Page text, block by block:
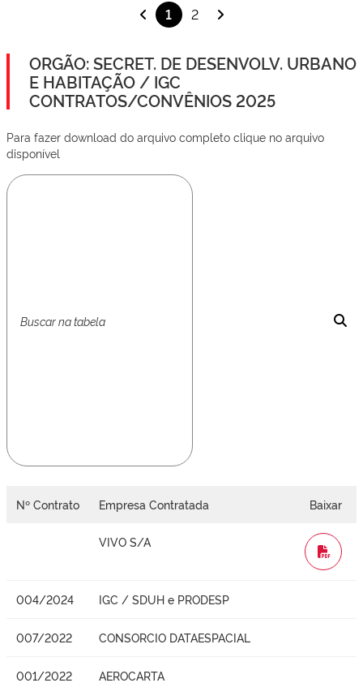
1 2
ORGÃO: SECRET. DE DESENVOLV. URBANO
E HABITAÇÃO / IGC
CONTRATOS/CONVÊNIOS 2025
Para fazer download do arquivo completo clique no arquivo
disponível
Nº Contrato Empresa Contratada Baixar
VIVO S/A
WORD
004/2024 IGC / SDUH e PRODESP
007/2022 CONSORCIO DATAESPACIAL
001/2022 AEROCARTA